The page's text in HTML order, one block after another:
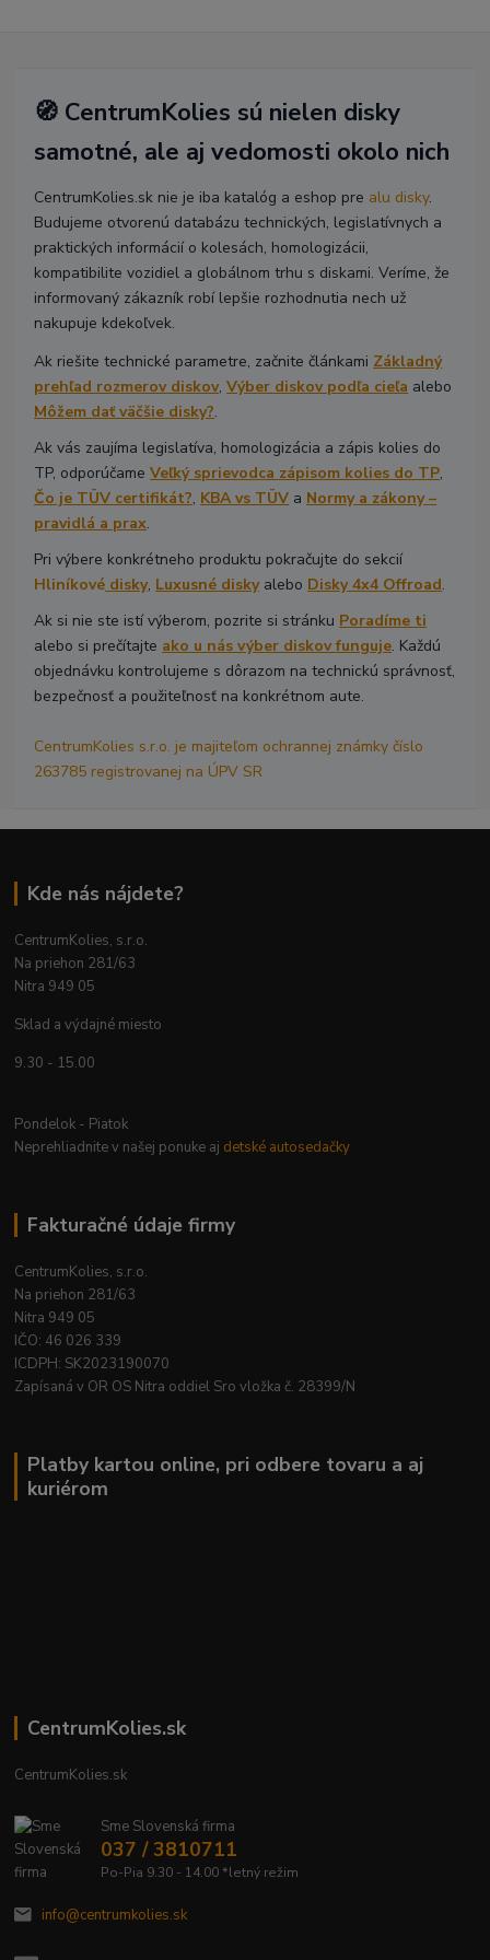
🧭 CentrumKolies sú nielen disky
samotné, ale aj vedomosti okolo nich
CentrumKolies.sk nie je iba katalóg a eshop pre alu disky.
Budujeme otvorenú databázu technických, legislatívnych a
praktických informácií o kolesách, homologizácii,
kompatibilite vozidiel a globálnom trhu s diskami. Veríme, že
informovaný zákazník robí lepšie rozhodnutia nech už
nakupuje kdekoľvek.
Ak riešite technické parametre, začnite článkami Základný
prehľad rozmerov diskov,Výber diskov podľa cieľa alebo
Môžem dať väčšie disky?.
Ak vás zaujíma legislatíva, homologizácia a zápis kolies do
TP, odporúčameVeľký sprievodca zápisom kolies do TP,
Čo je TÜV certifikát?, KBA vs TÜV a Normy a zákony –
pravidlá a prax.
Pri výbere konkrétneho produktu pokračujte do sekcií
Hliníkové disky, Luxusné diskyalebo Disky 4x4 Offroad.
Ak si nie ste istí výberom, pozrite si stránku Poradíme ti
alebo si prečítajte ako u nás výber diskov funguje. Každú
objednávku kontrolujeme s dôrazom na technickú správnosť,
bezpečnosť a použiteľnosť na konkrétnom aute.
CentrumKolies s.r.o. je majiteľom ochrannej známky číslo
263785 registrovanej na ÚPV SR
Kde nás nájdete?
CentrumKolies, s.r.o.
Na priehon 281/63
Nitra 949 05
Sklad a výdajné miesto
9.30 - 15.00
Pondelok - Piatok
Neprehliadnite v našej ponuke aj detské autosedačky
Fakturačné údaje firmy
CentrumKolies, s.r.o.
Na priehon 281/63
Nitra 949 05
IČO: 46 026 339
ICDPH: SK2023190070
Zapísaná v OR OS Nitra oddiel Sro vložka č. 28399/N
Platby kartou online, pri odbere tovaru a aj
kuriérom
CentrumKolies.sk
CentrumKolies.sk
Sme Slovenská firma
037 / 3810711
Po-Pia 9.30 - 14.00 *letný režim
info@centrumkolies.sk